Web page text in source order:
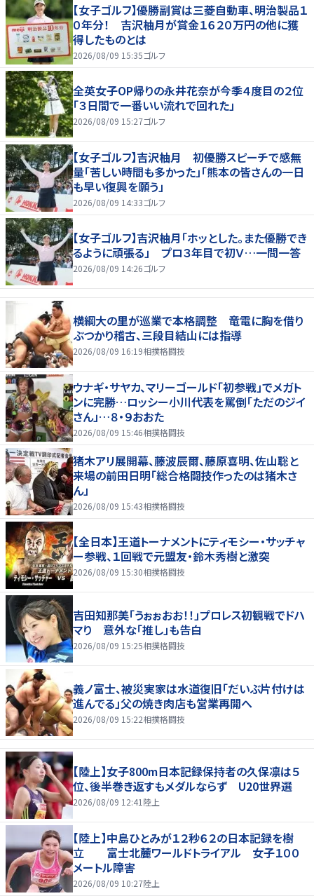
【女子ゴルフ】優勝副賞は三菱自動車、明治製品１
０年分！ 吉沢柚月が賞金１６２０万円の他に獲
得したものとは
2026/08/09 15:35ゴルフ
全英女子OP帰りの永井花奈が今季４度目の２位
「３日間で一番いい流れで回れた」
2026/08/09 15:27ゴルフ
【女子ゴルフ】吉沢柚月 初優勝スピーチで感無
量「苦しい時間も多かった」「熊本の皆さんの一日
も早い復興を願う」
2026/08/09 14:33ゴルフ
【女子ゴルフ】吉沢柚月「ホッとした。また優勝でき
るように頑張る」 プロ３年目で初Ｖ…一問一答
2026/08/09 14:26ゴルフ
横綱大の里が巡業で本格調整 竜電に胸を借り
ぶつかり稽古、三段目結山には指導
2026/08/09 16:19相撲格闘技
ウナギ・サヤカ、マリーゴールド「初参戦」でメガト
ンに完勝…ロッシー小川代表を罵倒「ただのジイ
さん」…８・９おおた
2026/08/09 15:46相撲格闘技
猪木アリ展開幕、藤波辰爾、藤原喜明、佐山聡と
来場の前田日明「総合格闘技作ったのは猪木さ
ん」
2026/08/09 15:43相撲格闘技
【全日本】王道トーナメントにティモシー・サッチャ
ー参戦、１回戦で元盟友・鈴木秀樹と激突
2026/08/09 15:30相撲格闘技
吉田知那美「うぉぉおお！！」プロレス初観戦でドハ
マり 意外な「推し」も告白
2026/08/09 15:25相撲格闘技
義ノ富士、被災実家は水道復旧「だいぶ片付けは
進んでる」父の焼き肉店も営業再開へ
2026/08/09 15:22相撲格闘技
【陸上】女子800m日本記録保持者の久保凛は５
位、後半巻き返すもメダルならず U20世界選
2026/08/09 12:41 陸上
【陸上】中島ひとみが１２秒６２の日本記録を樹
立 富士北麓ワールドトライアル 女子１００
メートル障害
2026/08/09 10:27陸上